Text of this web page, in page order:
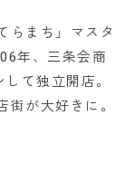
らまち」マスタ
年、三条会商
て独立開店。
が大好きに。